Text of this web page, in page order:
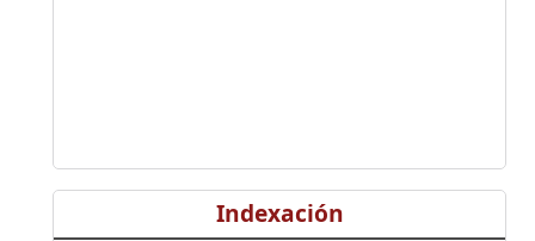
Indexación